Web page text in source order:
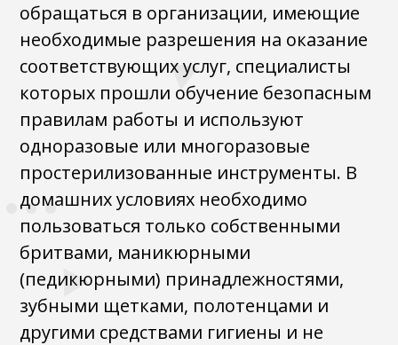
обращаться в организации, имеющие
необходимые разрешения на оказание
соответствующих услуг, специалисты
которых прошли обучение безопасным
правилам работы и используют
одноразовые или многоразовые
простерилизованные инструменты. В
домашних условиях необходимо
пользоваться только собственными
бритвами, маникюрными
(педикюрными) принадлежностями,
зубными щетками, полотенцами и
другими средствами гигиены и не